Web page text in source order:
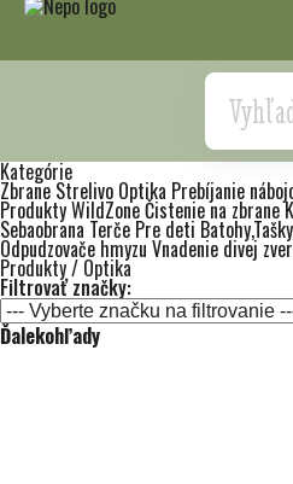
Search
Kategórie
Zbrane Strelivo Optika Prebíjanie
Produkty WildZoneČistenie na zbrane
Sebaobrana Terče Pre deti
Odpudzovače hmyzu Vnadenie divej
Produkty / Optika
Filtrovať značky:
Ďalekohľady